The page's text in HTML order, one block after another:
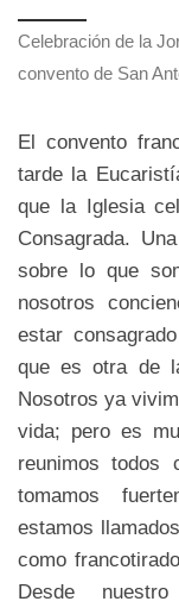
Celebración de la
convento de San
El convento
tarde la
que la Iglesia
Consagrada.
sobre lo que
nosotros
estar
que es otra de
Nosotros ya
vida; pero es
reunimos todos
tomamos
estamos
como
Desde